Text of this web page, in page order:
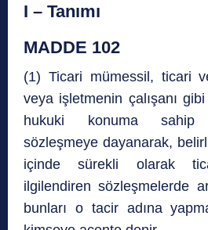
I – Tanımı
MADDE 102
(1) Ticari mümessil, ticari
veya işletmenin çalışanı
hukuki konuma sahip
sözleşmeye dayanarak,
içinde sürekli olarak
ilgilendiren sözleşmelerde
bunları o tacir adına